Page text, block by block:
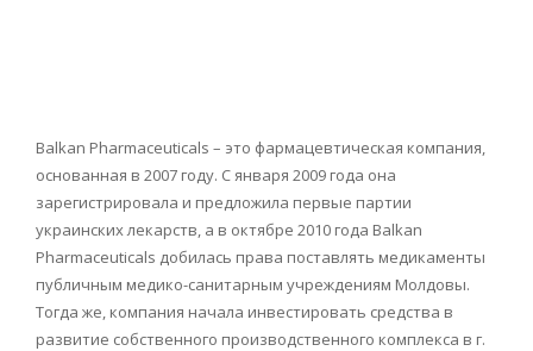
Balkan Pharmaceuticals – это фармацевтическая компания,
основанная в 2007 году. С января 2009 года она
зарегистрировала и предложила первые партии
украинских лекарств, а в октябре 2010 года Balkan
Pharmaceuticals добилась права поставлять медикаменты
публичным медико-санитарным учреждениям Молдовы.
Тогда же, компания начала инвестировать средства в
развитие собственного производственного комплекса в г.